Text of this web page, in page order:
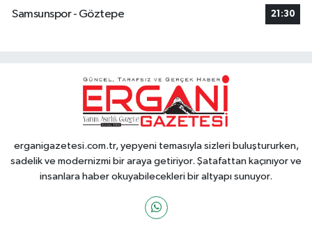
Samsunspor - Göztepe
21:30
erganigazetesi.com.tr, yepyeni temasıyla sizleri buluştururken,
sadelik ve modernizmi bir araya getiriyor. Şatafattan kaçınıyor ve
insanlara haber okuyabilecekleri bir altyapı sunuyor.